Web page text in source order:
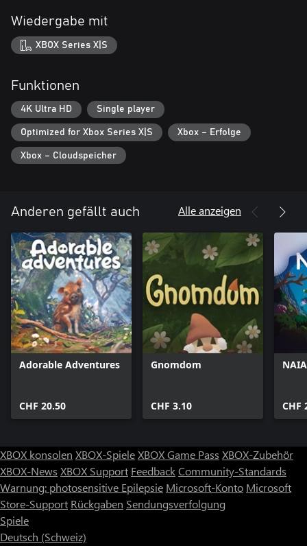
Wiedergabe mit
XBOX Series X|S
Funktionen
4K Ultra HD Single player
Optimized for Xbox Series X|S Xbox – Erfolge
Xbox – Cloudspeicher
Anderen gefällt auch Alle anzeigen
Adorable Adventures
CHF 20.50
Gnomdom
CHF 3.10 CHF
XBOX konsolen XBOX-SpieleXBOX Game Pass XBOX-Zubehör
XBOX-News XBOX Support FeedbackCommunity-Standards
Warnung: photosensitive Epilepsie Microsoft-Konto Microsoft
Store-Support Rückgaben Sendungsverfolgung
Spiele
Deutsch (Schweiz)